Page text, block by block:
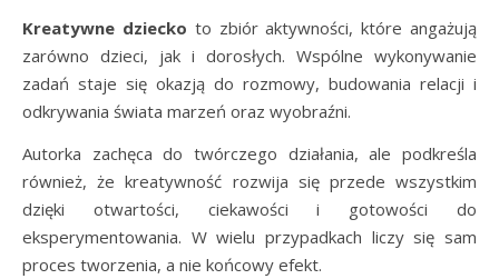
Kreatywne dziecko to zbiór aktywności, które angażują
zarówno dzieci, jak i dorosłych. Wspólne wykonywanie
zadań staje się okazją do rozmowy, budowania relacji i
odkrywania świata marzeń oraz wyobraźni.
Autorka zachęca do twórczego działania, ale podkreśla
również, że kreatywność rozwija się przede wszystkim
dzięki otwartości, ciekawości i gotowości do
eksperymentowania. W wielu przypadkach liczy się sam
proces tworzenia, a nie końcowy efekt.